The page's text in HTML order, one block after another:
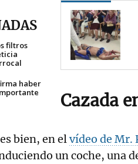
filtros
haber
Cazada
bien, en elvídeo de Mr.
un coche, una